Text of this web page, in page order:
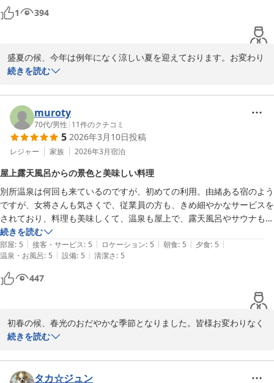
中松屋旅館
別所温泉 旅館 中松屋
2026-07-13
1 394
盛夏の候、今年は例年になく涼しい夏を迎えております。お変わり
なくお過ごしの事と存じます。
きました事心より感謝申し上げます。
この度は大変嬉しいお言葉を頂戴しスタッフ一同嬉しく拝読させて
頂きました。この様な温かいお言葉を頂戴致しますと私共も明日へ
の励みとなります。重ねて御礼申し上げます。
坂東33観音御礼参りで、前日は善光寺さん近くにお泊まりになら
別所の湯もお好きとのこと。この度は当館にご縁をいただきことが
でき心より嬉しく思いました。また、探偵さんリュック空いてます
よ。のドラマもご覧になられていらして、ドラマのお話でも楽しい
お話をさせて頂き楽しいひと時を過ごさせて頂きました。とっても
素敵なご夫婦様のえがおが忘れられません。また別所の湯が恋しく
なりましたら、当館を思い出して頂ければ幸いでございます。
またのご来館スタッフ一同「お帰りなさい」という気持ちで心より
お待ちしております。
これから、厳しい暑さが続くと存じます。くれぐれもご自愛くださ
中松屋旅館
九代目　女将　土井康子
別所温泉 旅館 中松屋
2026-07-13
続きを読む
muroty
70代/男性 | 11件のクチコミ
5 2026年3月10日投稿
レジャー 家族 2026年3月宿泊
屋上露天風呂からの景色と美味しい料理
別所温泉は何回も来ているのですが、初めての利用。由緒ある宿のよう
ですが、女将さんも気さくで、従業員の方も、きめ細やかなサービスを
されており、料理も美味しくて、温泉も屋上で、露天風呂やサウナもあ
り、そこからの景色も最高でした。
今回は、割安で利用でき、しかも部屋のリニューアルを終えたばかり、
と言うことで、とても快適に過ごせました。次回も、割安で泊まれると
良いのですが。
続きを読む
部屋: 5 | 接客・サービス: 5 | ロケーション: 5 | 朝食: 5 | 夕食: 5 |
温泉・お風呂: 5 | 設備: 5 | 清潔さ: 5
447
初春の候、春光のおだやかな季節となりました。皆様お変わりなく
お過ごしのことと存じます。先日は数ある旅館の中から、当館を選
しいお言葉を頂戴しスタッフ一同嬉しく拝読させて頂きました。こ
の様な温かいお言葉を頂戴致しますと私共の励みとなります。重ね
続きを読む
タカ☆ジュン